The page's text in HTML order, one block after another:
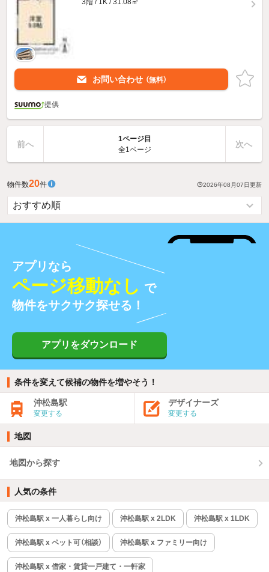
お問い合わせ （無料）
提供
前へ
1ページ目
全1ページ
次へ
物件数20件 2026年08月07日更新
アプリなら
ページ移動なし で
物件をサクサク探せる！
アプリをダウンロード
条件を変えて候補の物件を増やそう！
沖松島駅
変更する
デザイナーズ
変更する
地図
地図から探す
人気の条件
沖松島駅 x 一人暮らし向け 沖松島駅 x 2LDK 沖松島駅 x 1LDK
沖松島駅 x ペット可（相談） 沖松島駅 x ファミリー向け
沖松島駅 x 借家・賃貸一戸建て・一軒家